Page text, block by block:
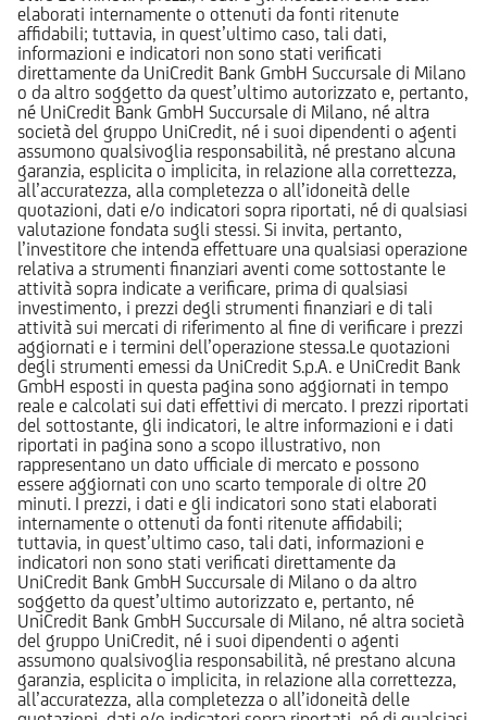
elaborati internamente o ottenuti da fonti ritenute
affidabili; tuttavia, in quest’ultimo caso, tali dati,
informazioni e indicatori non sono stati verificati
direttamente da UniCredit Bank GmbH Succursale di Milano
o da altro soggetto da quest’ultimo autorizzato e, pertanto,
né UniCredit Bank GmbH Succursale di Milano, né altra
società del gruppo UniCredit, né i suoi dipendenti o agenti
assumono qualsivoglia responsabilità, né prestano alcuna
garanzia, esplicita o implicita, in relazione alla correttezza,
all’accuratezza, alla completezza o all’idoneità delle
quotazioni, dati e/o indicatori sopra riportati, né di qualsiasi
valutazione fondata sugli stessi. Si invita, pertanto,
l’investitore che intenda effettuare una qualsiasi operazione
relativa a strumenti finanziari aventi come sottostante le
attività sopra indicate a verificare, prima di qualsiasi
investimento, i prezzi degli strumenti finanziari e di tali
attività sui mercati di riferimento al fine di verificare i prezzi
aggiornati e i termini dell’operazione stessa.Le quotazioni
degli strumenti emessi da UniCredit S.p.A. e UniCredit Bank
GmbH esposti in questa pagina sono aggiornati in tempo
reale e calcolati sui dati effettivi di mercato. I prezzi riportati
del sottostante, gli indicatori, le altre informazioni e i dati
riportati in pagina sono a scopo illustrativo, non
rappresentano un dato ufficiale di mercato e possono
essere aggiornati con uno scarto temporale di oltre 20
minuti. I prezzi, i dati e gli indicatori sono stati elaborati
internamente o ottenuti da fonti ritenute affidabili;
tuttavia, in quest’ultimo caso, tali dati, informazioni e
indicatori non sono stati verificati direttamente da
UniCredit Bank GmbH Succursale di Milano o da altro
soggetto da quest’ultimo autorizzato e, pertanto, né
UniCredit Bank GmbH Succursale di Milano, né altra società
del gruppo UniCredit, né i suoi dipendenti o agenti
assumono qualsivoglia responsabilità, né prestano alcuna
garanzia, esplicita o implicita, in relazione alla correttezza,
all’accuratezza, alla completezza o all’idoneità delle